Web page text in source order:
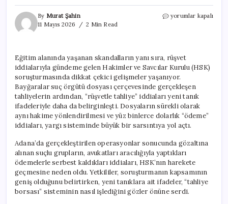
By Murat Şahin
11 Mayıs 2026
2 Min Read
HSK
Yeni
Tanık
İfadeleri
Ortaya
Çıktı
için
yorumlar kapalı
Eğitim alanında yaşanan skandalların yanı sıra, rüşvet
iddialarıyla gündeme gelen Hakimler ve Savcılar Kurulu (HSK)
soruşturmasında dikkat çekici gelişmeler yaşanıyor.
Bayğaralar suç örgütü dosyası çerçevesinde gerçekleşen
tahliyelerin ardından, “rüşvetle tahliye” iddiaları yeni tanık
ifadeleriyle daha da belirginleşti. Dosyaların sürekli olarak
aynı hakime yönlendirilmesi ve yüz binlerce dolarlık “ödeme”
iddiaları, yargı sisteminde büyük bir sarsıntıya yol açtı.
Adana’da gerçekleştirilen operasyonlar sonucunda gözaltına
alınan suçlu grupların, avukatları aracılığıyla yaptıkları
ödemelerle serbest kaldıkları iddiaları, HSK’nın harekete
geçmesine neden oldu. Yetkililer, soruşturmanın kapsamının
geniş olduğunu belirtirken, yeni tanıklara ait ifadeler, “tahliye
borsası” sisteminin nasıl işlediğini gözler önüne serdi.